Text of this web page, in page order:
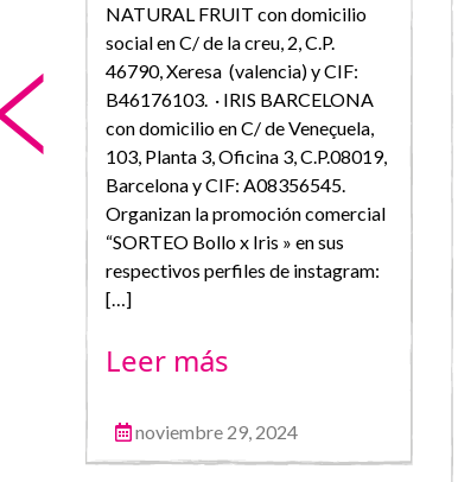
NATURAL FRUIT con domicilio
social en C/ de la creu, 2, C.P.
46790, Xeresa (valencia) y CIF:
B46176103. · IRIS BARCELONA
con domicilio en C/ de Veneçuela,
103, Planta 3, Oficina 3, C.P.08019,
Barcelona y CIF: A08356545.
Organizan la promoción comercial
“SORTEO Bollo x Iris » en sus
respectivos perfiles de instagram:
[…]
Leer más
noviembre 29, 2024